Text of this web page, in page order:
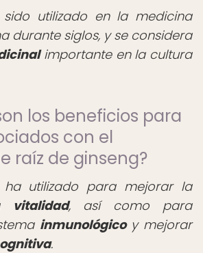
utilizado en la medicina
durante siglos, y se considera
importante en la cultura
los beneficios para
con el
raíz de ginseng?
utilizado para mejorar la
vitalidad, así como para
inmunológicoy mejorar
.